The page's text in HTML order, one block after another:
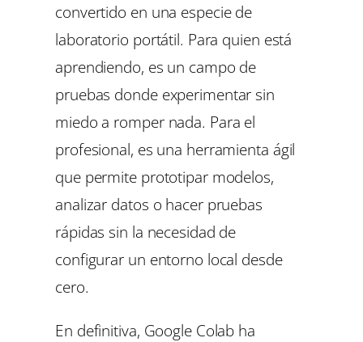
convertido en una especie de
laboratorio portátil. Para quien está
aprendiendo, es un campo de
pruebas donde experimentar sin
miedo a romper nada. Para el
profesional, es una herramienta ágil
que permite prototipar modelos,
analizar datos o hacer pruebas
rápidas sin la necesidad de
configurar un entorno local desde
cero.
En definitiva, Google Colab ha